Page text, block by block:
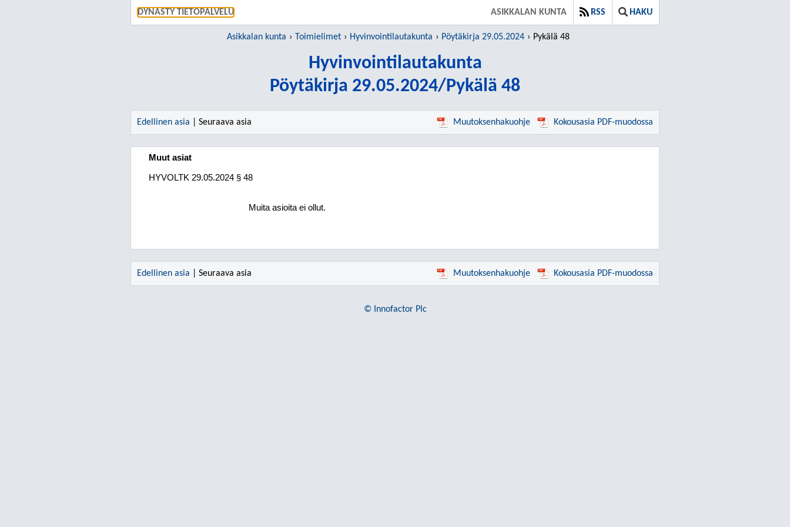
DYNASTY TIETOPALVELU ASIKKALAN KUNTA RSS HAKU
Asikkalan kunta Toimielimet Hyvinvointilautakunta Pöytäkirja 29.05.2024 Pykälä 48
Hyvinvointilautakunta
Pöytäkirja 29.05.2024/Pykälä 48
Edellinen asia | Seuraava asia Muutoksenhakuohje Kokousasia PDF-muodossa
Muut asiat
HYVOLTK 29.05.2024 § 48
Muita asioita ei ollut.
Edellinen asia | Seuraava asia Muutoksenhakuohje Kokousasia PDF-muodossa
© Innofactor Plc